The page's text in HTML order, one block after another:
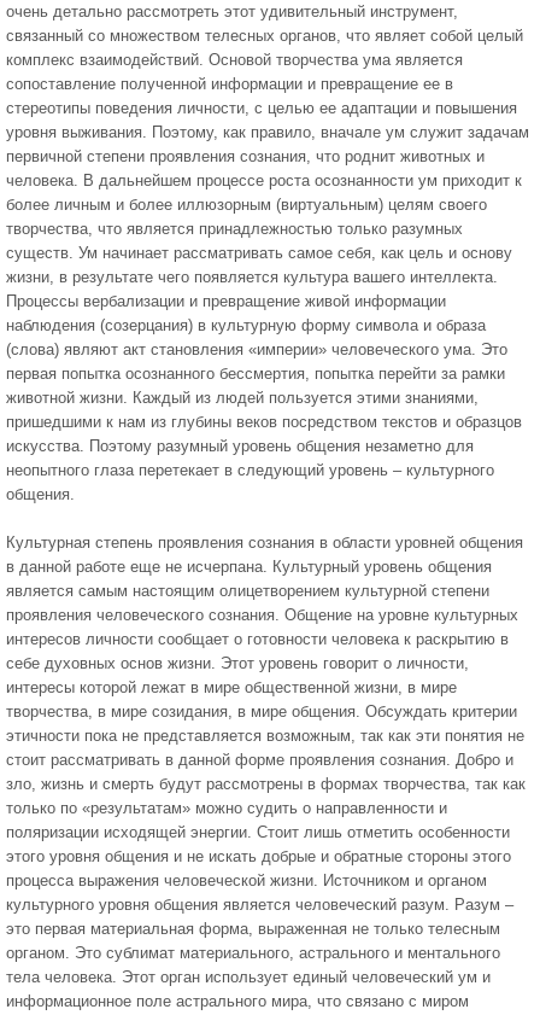
очень детально рассмотреть этот удивительный инструмент,
связанный со множеством телесных органов, что являет собой целый
комплекс взаимодействий. Основой творчества ума является
сопоставление полученной информации и превращение ее в
стереотипы поведения личности, с целью ее адаптации и повышения
уровня выживания. Поэтому, как правило, вначале ум служит задачам
первичной степени проявления сознания, что роднит животных и
человека. В дальнейшем процессе роста осознанности ум приходит к
более личным и более иллюзорным (виртуальным) целям своего
творчества, что является принадлежностью только разумных
существ. Ум начинает рассматривать самое себя, как цель и основу
жизни, в результате чего появляется культура вашего интеллекта.
Процессы вербализации и превращение живой информации
наблюдения (созерцания) в культурную форму символа и образа
(слова) являют акт становления «империи» человеческого ума. Это
первая попытка осознанного бессмертия, попытка перейти за рамки
животной жизни. Каждый из людей пользуется этими знаниями,
пришедшими к нам из глубины веков посредством текстов и образцов
искусства. Поэтому разумный уровень общения незаметно для
неопытного глаза перетекает в следующий уровень – культурного
общения.
Культурная степень проявления сознания в области уровней общения
в данной работе еще не исчерпана. Культурный уровень общения
является самым настоящим олицетворением культурной степени
проявления человеческого сознания. Общение на уровне культурных
интересов личности сообщает о готовности человека к раскрытию в
себе духовных основ жизни. Этот уровень говорит о личности,
интересы которой лежат в мире общественной жизни, в мире
творчества, в мире созидания, в мире общения. Обсуждать критерии
этичности пока не представляется возможным, так как эти понятия не
стоит рассматривать в данной форме проявления сознания. Добро и
зло, жизнь и смерть будут рассмотрены в формах творчества, так как
только по «результатам» можно судить о направленности и
поляризации исходящей энергии. Стоит лишь отметить особенности
этого уровня общения и не искать добрые и обратные стороны этого
процесса выражения человеческой жизни. Источником и органом
культурного уровня общения является человеческий разум. Разум –
это первая материальная форма, выраженная не только телесным
органом. Это сублимат материального, астрального и ментального
тела человека. Этот орган использует единый человеческий ум и
информационное поле астрального мира, что связано с миром